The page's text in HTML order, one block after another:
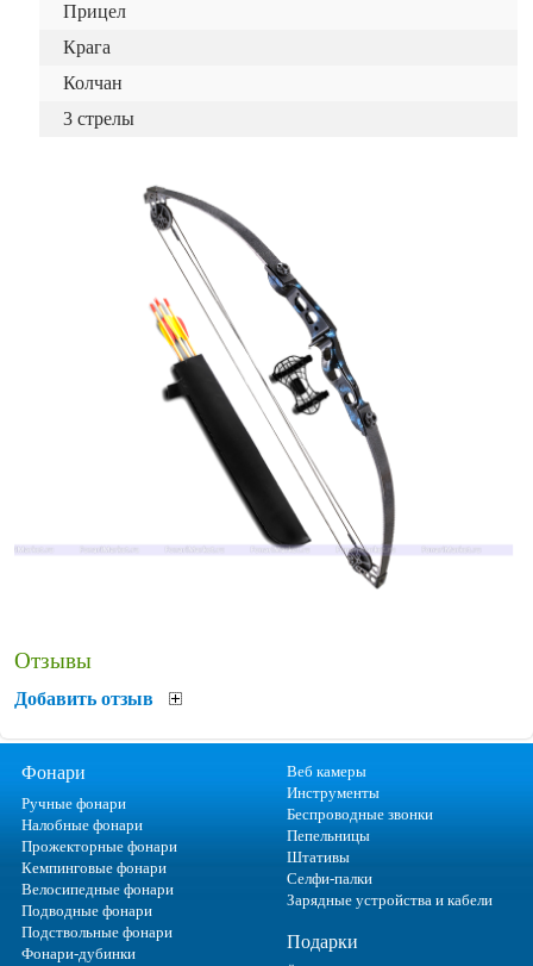
Прицел
Крага
Колчан
3 стрелы
Отзывы
Добавить отзыв
Фонари
Ручные фонари
Налобные фонари
Прожекторные фонари
Кемпинговые фонари
Велосипедные фонари
Подводные фонари
Подствольные фонари
Фонари-дубинки
Веб камеры
Инструменты
Беспроводные звонки
Пепельницы
Штативы
Селфи-палки
Зарядные устройства и кабели
Подарки